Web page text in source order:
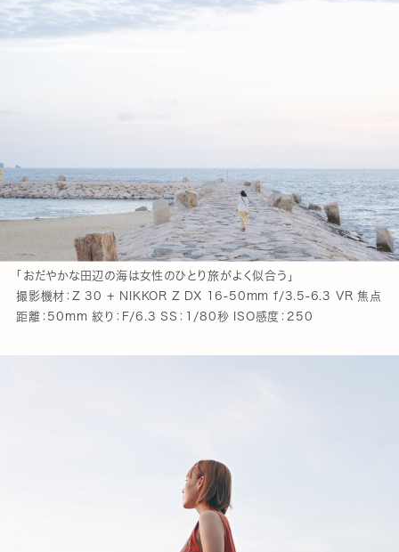
「おだやかな田辺の海は女性のひとり旅がよく似合う」
撮影機材：Z 30 + NIKKOR Z DX 16-50mm f/3.5-6.3 VR 焦点
距離：50mm 絞り：F/6.3 SS：1/80秒 ISO感度：250